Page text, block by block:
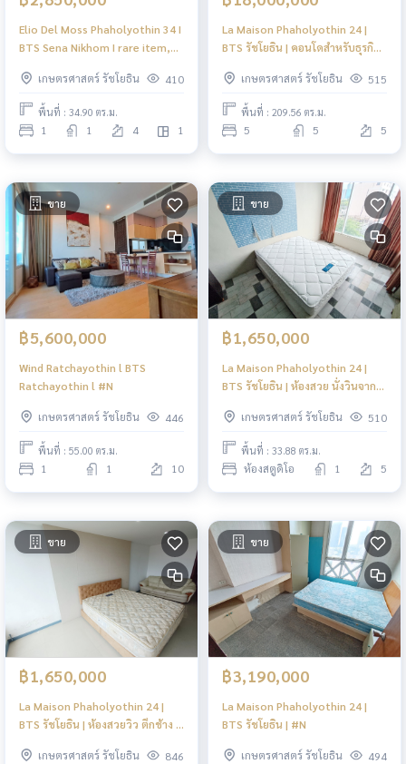
Elio Del Moss Phaholyothin 34 I
BTS Sena Nikhom I rare item,
เกษตรศาสตร์ รัชโยธิน
410
พื้นที่ : 34.90 ตร.ม.
1 1 4 1
La Maison Phaholyothin 24 |
BTS รัชโยธิน | คอนโดสำหรับธุรกิจ
เกษตรศาสตร์ รัชโยธิน
515
พื้นที่ : 209.56 ตร.ม.
5 5 5
ขาย
฿5,600,000
Wind Ratchayothin l BTS
Ratchayothin l #N
เกษตรศาสตร์ รัชโยธิน 446
พื้นที่ : 55.00 ตร.ม.
1 1 10
ขาย
฿1,650,000
La Maison Phaholyothin 24 |
BTS รัชโยธิน | ห้องสวย นั่งวินจาก
เกษตรศาสตร์ รัชโยธิน
510
พื้นที่ : 33.88 ตร.ม.
ห้องสตูดิโอ 1 5
ขาย
฿1,650,000
La Maison Phaholyothin 24 |
BTS รัชโยธิน | ห้องสวยวิว ตึกช้าง |
เกษตรศาสตร์ รัชโยธิน
846
ขาย
฿3,190,000
La Maison Phaholyothin 24 |
BTS รัชโยธิน | #N
เกษตรศาสตร์ รัชโยธิน 494